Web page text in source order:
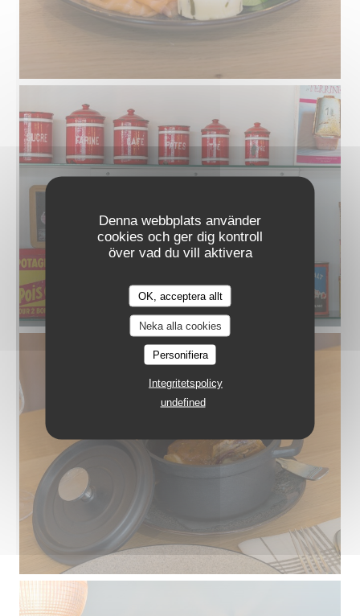
Denna webbplats använder
cookies och ger dig kontroll
över vad du vill aktivera
OK, acceptera allt
Neka alla cookies
Personifiera
Integritetspolicy
undefined
LA CUIZINE